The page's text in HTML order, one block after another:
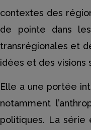
contextes des
de pointe dans
transrégionales et
idées et des visions
Elle a une portée
notamment
politiques. La série